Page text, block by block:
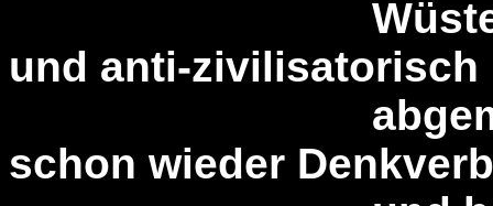
Wüstensturm
und anti-zivilisatorisch
abgemeiert.
schon wieder